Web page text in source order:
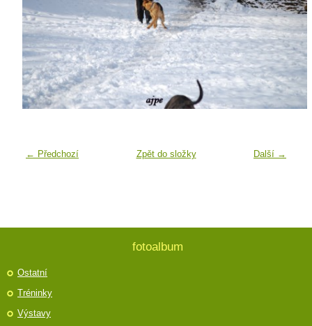
← Předchozí Další →
Zpět do složky
fotoalbum
Ostatní
Tréninky
Výstavy